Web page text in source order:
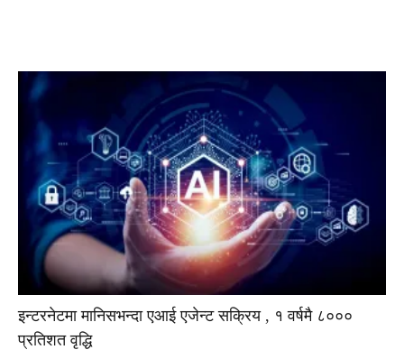
इन्टरनेटमा मानिसभन्दा एआई एजेन्ट सक्रिय , १ वर्षमै ८०००
प्रतिशत वृद्धि